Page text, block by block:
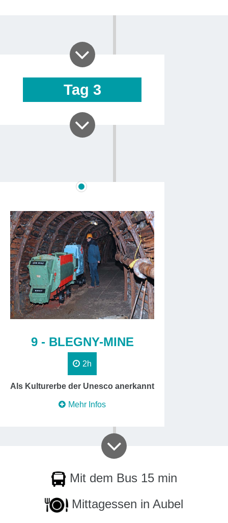
9 - BLEGNY-MINE
2h
Als Kulturerbe der Unesco anerkannt
Tag 3
Mehr Infos
Mit dem Bus 15 min
Mittagessen in Aubel